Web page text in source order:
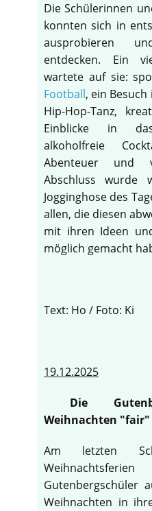
Die Schülerinnen
konnten sich in
ausprobieren
entdecken. Ein
wartete auf sie:
Football, ein
Hip-Hop-Tanz,
Einblicke in
alkoholfreie
Abenteuer und
Abschluss wurde
Jogginghose des
allen, die diesen
mit ihren Ideen
möglich gemacht
Text: Ho / Foto: Ki
19.12.2025
Die
Weihnachten "fair"
Am letzten
Gutenbergschüler
Weihnachten in